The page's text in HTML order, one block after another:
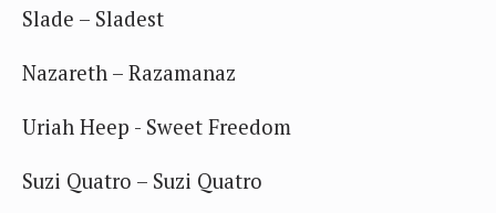
Slade – Sladest
Nazareth – Razamanaz
Uriah Heep - Sweet Freedom
Suzi Quatro – Suzi Quatro